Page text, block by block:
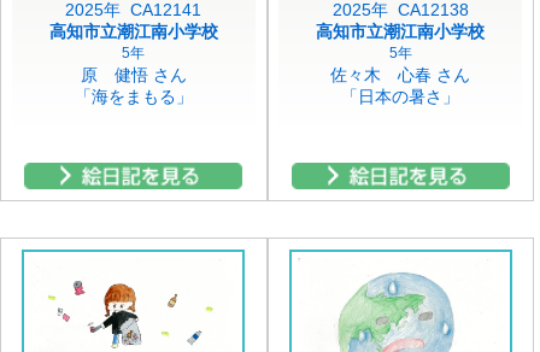
2025年 CA12141
高知市立潮江南小学校
5年
原 健悟 さん
「海をまもる」
2025年 CA12138
高知市立潮江南小学校
5年
佐々木 心春 さん
「日本の暑さ」